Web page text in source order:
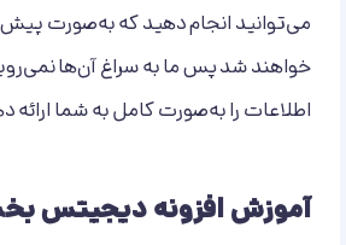
می‌توانید انجام دهید که به‌صورت
خواهند شد پس ما به سراغ آن‌ها
اطلاعات را به‌صورت کامل به شما ارائه
آموزش افزونه دیجیتس